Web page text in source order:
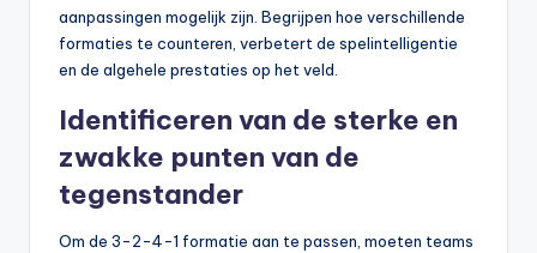
aanpassingen mogelijk zijn. Begrijpen hoe verschillende
formaties te counteren, verbetert de spelintelligentie
en de algehele prestaties op het veld.
Identificeren van de sterke en
zwakke punten van de
tegenstander
Om de 3-2-4-1 formatie aan te passen, moeten teams